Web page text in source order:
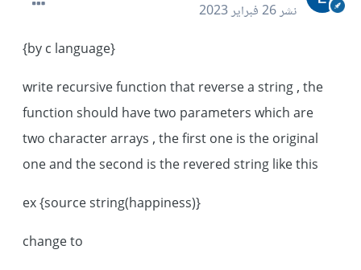
نشر26 فبراير 2023
{by c language}
write recursive function that reverse a string , the
function should have two parameters which are
two character arrays , the first one is the original
one and the second is the revered string like this
ex {source string(happiness)}
change to